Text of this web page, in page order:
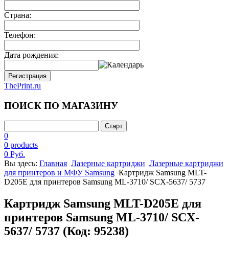
Страна:
Телефон:
Дата рождения:
Регистрация
ThePrint.ru
ПОИСК ПО МАГАЗИНУ
0
0 products
0 Руб.
Вы здесь: Главная Лазерные картриджи Лазерные картриджи
для принтеров и МФУ Samsung Картридж Samsung MLT-
D205E для принтеров Samsung ML-3710/ SCX-5637/ 5737
Картридж Samsung MLT-D205E для
принтеров Samsung ML-3710/ SCX-
5637/ 5737 (Код: 95238)